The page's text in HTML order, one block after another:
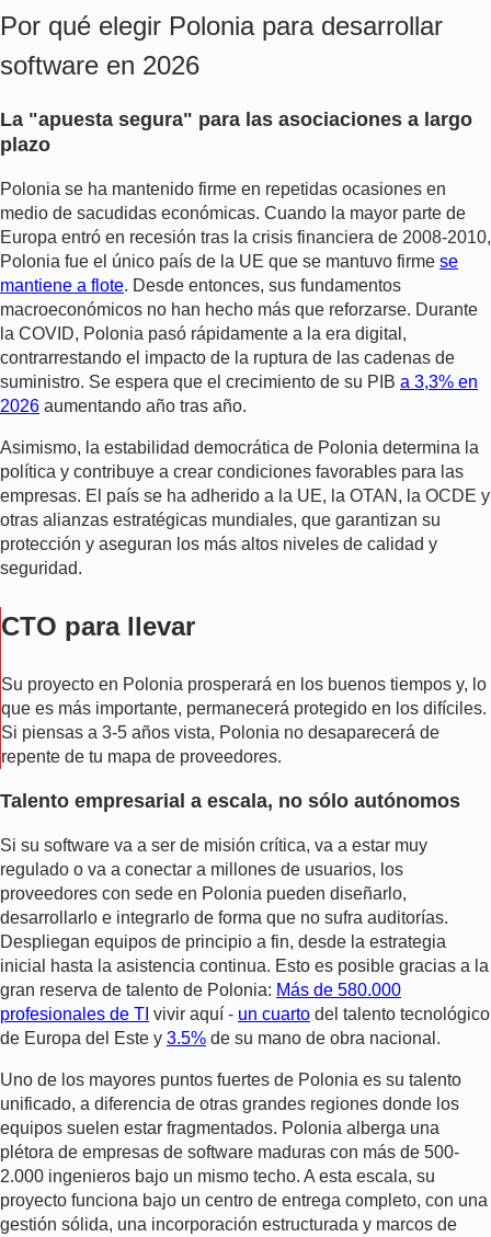
Por qué elegir Polonia para desarrollar
software en 2026
La "apuesta segura" para las asociaciones a largo
plazo
Polonia se ha mantenido firme en repetidas ocasiones en
medio de sacudidas económicas. Cuando la mayor parte de
Europa entró en recesión tras la crisis financiera de 2008-2010,
Polonia fue el único país de la UE que se mantuvo firme se
mantiene a flote. Desde entonces, sus fundamentos
macroeconómicos no han hecho más que reforzarse. Durante
la COVID, Polonia pasó rápidamente a la era digital,
contrarrestando el impacto de la ruptura de las cadenas de
suministro. Se espera que el crecimiento de su PIB a 3,3% en
2026 aumentando año tras año.
Asimismo, la estabilidad democrática de Polonia determina la
política y contribuye a crear condiciones favorables para las
empresas. El país se ha adherido a la UE, la OTAN, la OCDE y
otras alianzas estratégicas mundiales, que garantizan su
protección y aseguran los más altos niveles de calidad y
seguridad.
CTO para llevar
Su proyecto en Polonia prosperará en los buenos tiempos y, lo
que es más importante, permanecerá protegido en los difíciles.
Si piensas a 3-5 años vista, Polonia no desaparecerá de
repente de tu mapa de proveedores.
Talento empresarial a escala, no sólo autónomos
Si su software va a ser de misión crítica, va a estar muy
regulado o va a conectar a millones de usuarios, los
proveedores con sede en Polonia pueden diseñarlo,
desarrollarlo e integrarlo de forma que no sufra auditorías.
Despliegan equipos de principio a fin, desde la estrategia
inicial hasta la asistencia continua. Esto es posible gracias a la
gran reserva de talento de Polonia: Más de 580.000
profesionales de TI vivir aquí - un cuarto del talento tecnológico
de Europa del Este y 3.5% de su mano de obra nacional.
Uno de los mayores puntos fuertes de Polonia es su talento
unificado, a diferencia de otras grandes regiones donde los
equipos suelen estar fragmentados. Polonia alberga una
plétora de empresas de software maduras con más de 500-
2.000 ingenieros bajo un mismo techo. A esta escala, su
proyecto funciona bajo un centro de entrega completo, con una
gestión sólida, una incorporación estructurada y marcos de